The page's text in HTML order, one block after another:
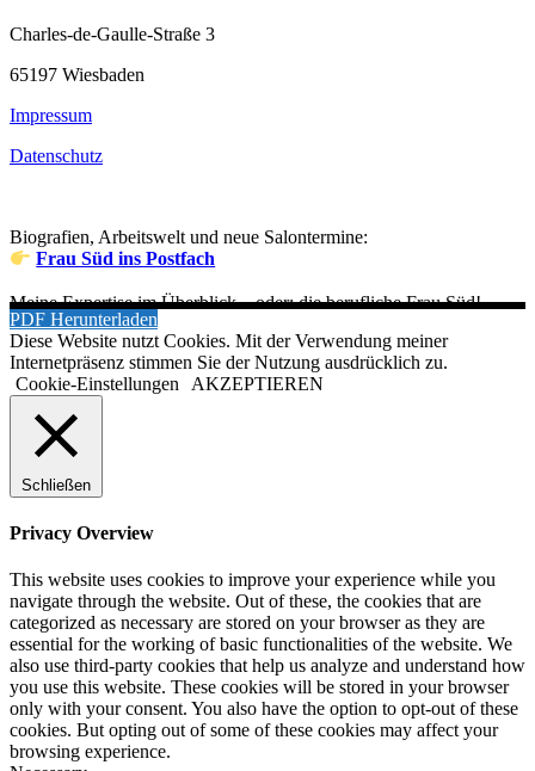
Charles-de-Gaulle-Straße 3
65197 Wiesbaden
Impressum
Datenschutz
Biografien, Arbeitswelt und neue Salontermine:
Frau Süd ins Postfach
Meine Expertise im Überblick – oder: die berufliche Frau Süd!
PDF Herunterladen
Diese Website nutzt Cookies. Mit der Verwendung meiner
Internetpräsenz stimmen Sie der Nutzung ausdrücklich zu.
Cookie-Einstellungen
AKZEPTIEREN
Schließen
Privacy Overview
This website uses cookies to improve your experience while you
navigate through the website. Out of these, the cookies that are
categorized as necessary are stored on your browser as they are
essential for the working of basic functionalities of the website. We
also use third-party cookies that help us analyze and understand how
you use this website. These cookies will be stored in your browser
only with your consent. You also have the option to opt-out of these
cookies. But opting out of some of these cookies may affect your
browsing experience.